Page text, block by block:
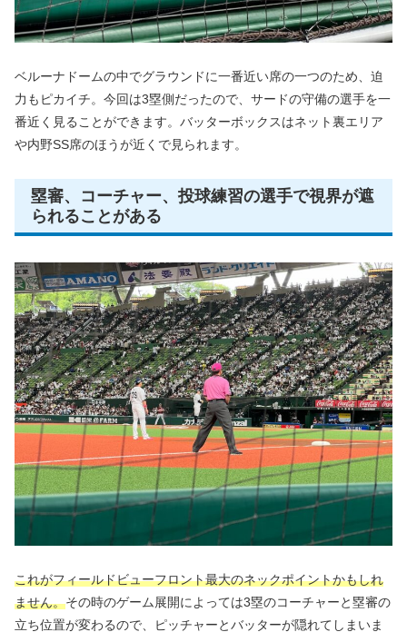
ベルーナドームの中でグラウンドに一番近い席の一つのため、迫
力もピカイチ。今回は3塁側だったので、サードの守備の選手を一
番近く見ることができます。バッターボックスはネット裏エリア
や内野SS席のほうが近くで見られます。
塁審、コーチャー、投球練習の選手で視界が遮
られることがある
これがフィールドビューフロント最大のネックポイントかもしれ
ません。その時のゲーム展開によっては3塁のコーチャーと塁審の
立ち位置が変わるので、ピッチャーとバッターが隠れてしまいま